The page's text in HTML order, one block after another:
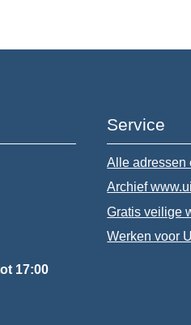
17:00
Service
Alle adressen
Archief
Gratis veilige
Werken voor